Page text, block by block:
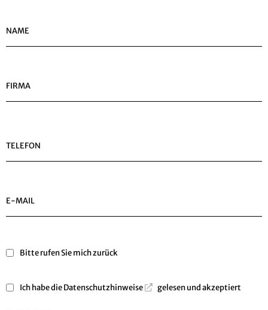
NAME
FIRMA
TELEFON
E-MAIL
Bitte rufen Sie mich zurück
Ich habe dieDatenschutzhinweise gelesen und akzeptiert